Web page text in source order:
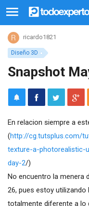
Diseño 3D
ricardo1821
Snapshot
En relacion siempre a
(http://cg.tutsplus.com/
texture-a-photorealistic-
day-2/)
No encuentro la menera
26, pues estoy utilizando
totalmente diferente a lo